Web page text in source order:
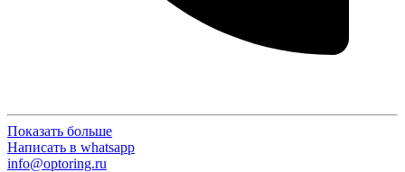
Показать больше
Написать в whatsapp
info@optoring.ru